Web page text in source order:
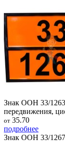
Знак ООН 33/1263
передвижения,
от 35.70
подробнее
Знак ООН 33/1267